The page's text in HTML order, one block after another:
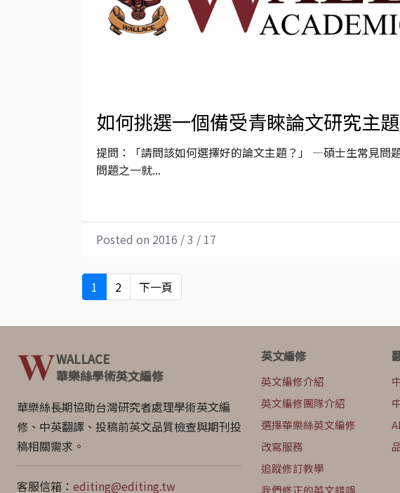
如何挑選一個備受青睞論文研究主
提問：「請問該如何選擇好的論文主題？」 —碩士生常見問
問題之一就...
Posted on 2016 / 3 / 17
1 2 下一頁
WALLACE
華樂絲學術英文編修
華樂絲長期協助台灣研究者處理學術英文編
修、中英翻譯、投稿前英文品質檢查與期刊投
稿相關需求。
客服信箱： editing@editing.tw
英文編修
英文編修介紹
英文編修團隊介紹
選擇華樂絲英文編修
改寫服務
追蹤修訂教學
我們修正的英文錯誤